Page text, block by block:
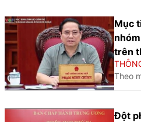
Mục
trên
Theo
Đột